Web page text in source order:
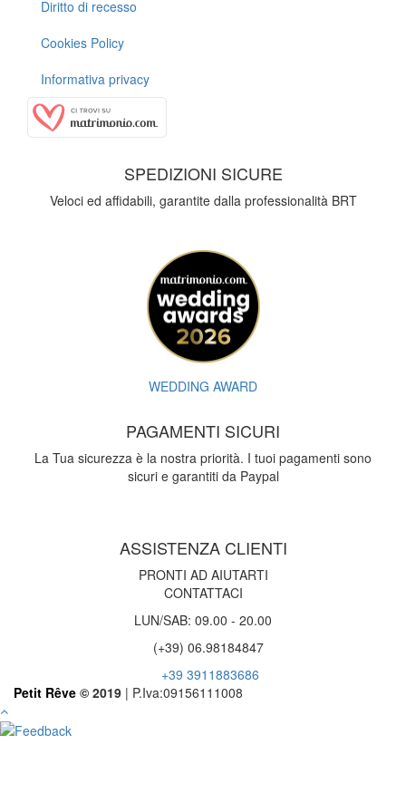
Diritto di recesso
Cookies Policy
Informativa privacy
SPEDIZIONI SICURE
Veloci ed affidabili, garantite dalla professionalità BRT
WEDDING AWARD
PAGAMENTI SICURI
La Tua sicurezza è la nostra priorità. I tuoi pagamenti sono
sicuri e garantiti da Paypal
ASSISTENZA CLIENTI
PRONTI AD AIUTARTI
CONTATTACI
LUN/SAB: 09.00 - 20.00
(+39) 06.98184847
+39 3911883686
Petit Rêve © 2019 | P.Iva:09156111008